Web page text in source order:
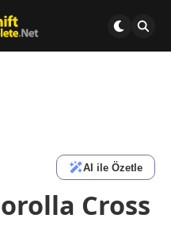
AI ile Özetle
Cross